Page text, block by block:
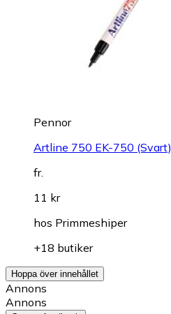
Pennor
Artline 750 EK-750 (Svart)
fr.
11 kr
hos Primmeshiper
+18 butiker
Hoppa över innehållet
Annons
Annons